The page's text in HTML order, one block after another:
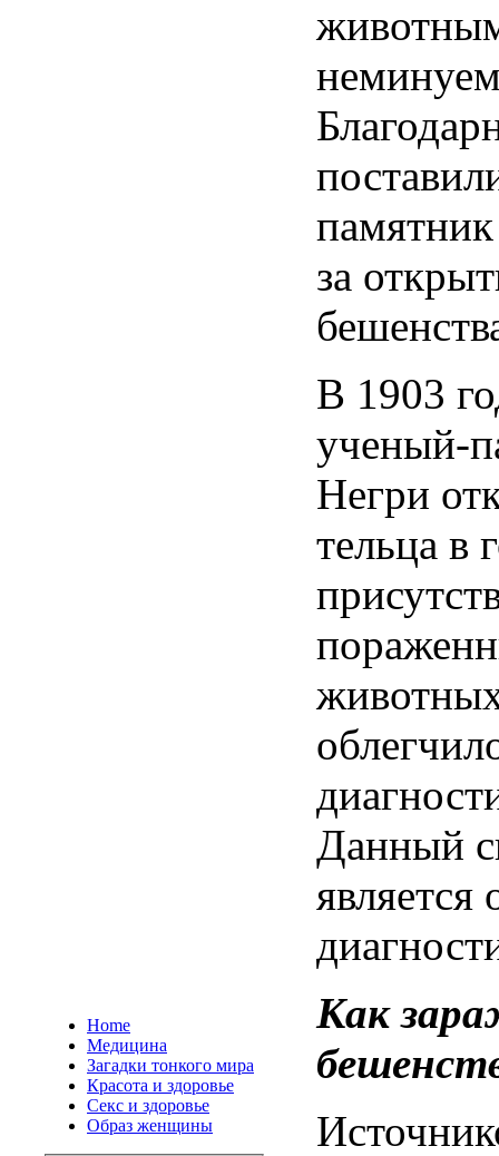
Home
Медицина
Загадки тонкого мира
Красота и здоровье
Секс и здоровье
Образ женщины
за
В 1903
ученый-
Негри
тельца в
Данный
Как